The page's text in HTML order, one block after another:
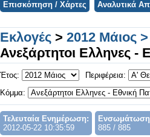
Επισκόπηση / Χάρτες Αναλυτικά
Εκλογές > 2012 Μάιος
Ανεξάρτητοι Ελληνες -
Έτος:
Περιφέρεια:
Κόμμα:
Τελευταία Ενημέρωση:
2012-05-22 10:35:59
Ενσωμάτωση
885 / 885